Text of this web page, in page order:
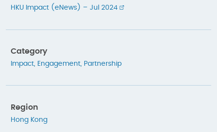
HKU Impact (eNews) – Jul 2024
Category
Impact, Engagement, Partnership
Region
Hong Kong